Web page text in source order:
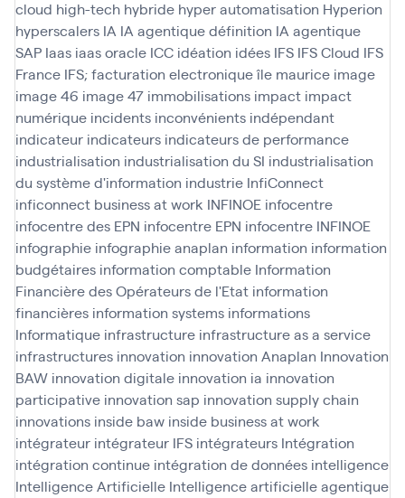
cloud high-tech hybride hyper automatisation Hyperion
hyperscalers IA IA agentique définition IA agentique
SAP Iaas iaas oracle ICC idéation idées IFS IFS Cloud IFS
France IFS; facturation electroniqueîle maurice image
image 46 image 47 immobilisations impact impact
numérique incidents inconvénients indépendant
indicateur indicateurs indicateurs de performance
industrialisation industrialisation du SI industrialisation
du système d'information industrie InfiConnect
inficonnect business at work INFINOE infocentre
infocentre des EPN infocentre EPN infocentre INFINOE
infographie infographie anaplan information information
budgétaires information comptable Information
Financière des Opérateurs de l'Etat information
financières information systems informations
Informatique infrastructure infrastructure as a service
infrastructures innovation innovation Anaplan Innovation
BAW innovation digitale innovation ia innovation
participative innovation sap innovation supply chain
innovations inside baw inside business at work
intégrateur intégrateur IFS intégrateurs Intégration
intégration continue intégration de données intelligence
Intelligence Artificielle Intelligence artificielle agentique